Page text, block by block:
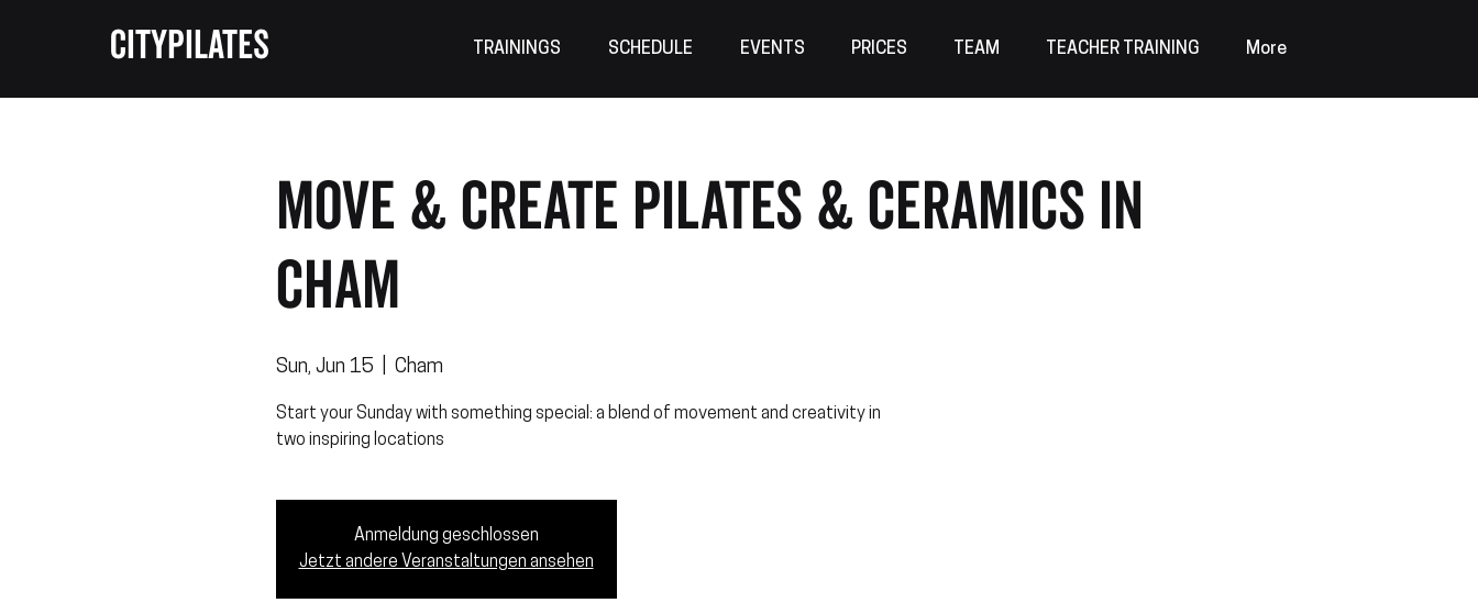
CITYPILATES TRAININGS SCHEDULE EVENTS PRICES TEAM TEACHER TRAINING More
Move & Create Pilates & Ceramics in
Cham
Sun, Jun 15 Cham
Start your Sunday with something special: a blend of movement and creativity in
two inspiring locations
Anmeldung geschlossen
Jetzt andere Veranstaltungen ansehen